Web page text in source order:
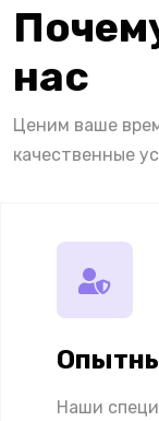
нас
Ценим ваше
качественные
Наши